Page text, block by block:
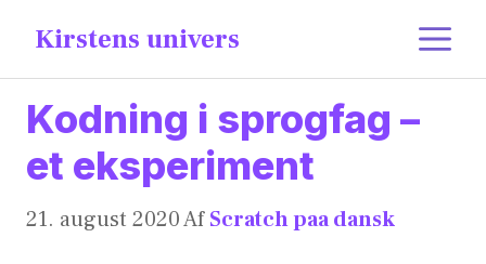
Kirstens univers
Kodning i sprogfag –
et eksperiment
21. august 2020AfScratch paa dansk